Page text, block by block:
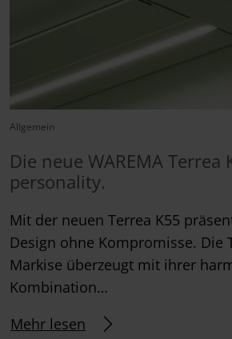
Allgemein
Die neue WAREMA Terrea
personality.
Mit der neuen Terrea K55
Design ohne Kompromisse. Die
Markise überzeugt mit ihrer
Kombination…
Mehr lesen